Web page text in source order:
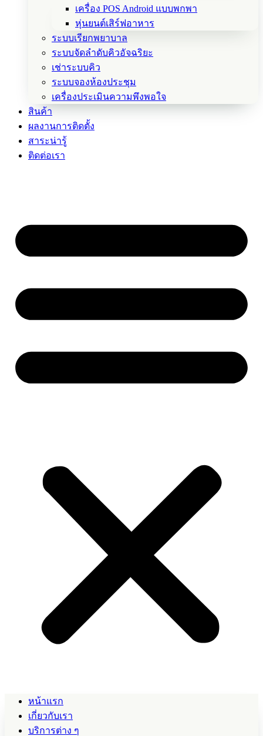
เครื่อง POS Android แบบพกพา
หุ่นยนต์เสิร์ฟอาหาร
ระบบเรียกพยาบาล
ระบบจัดลำดับคิวอัจฉริยะ
เช่าระบบคิว
ระบบจองห้องประชุม
เครื่องประเมินความพึงพอใจ
สินค้า
ผลงานการติดตั้ง
สาระน่ารู้
ติดต่อเรา
หน้าแรก
เกี่ยวกับเรา
บริการต่าง ๆ